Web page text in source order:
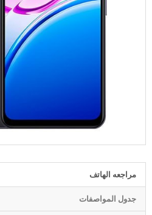
مراجعه الهاتف
جدول المواصفات